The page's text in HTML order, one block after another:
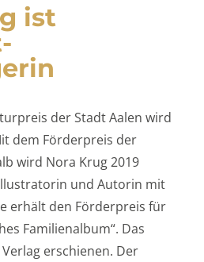
ist
der Stadt Aalen wird
dem Förderpreis der
wird Nora Krug 2019
und Autorin mit
erhält den Förderpreis für
Familienalbum“. Das
erschienen. Der